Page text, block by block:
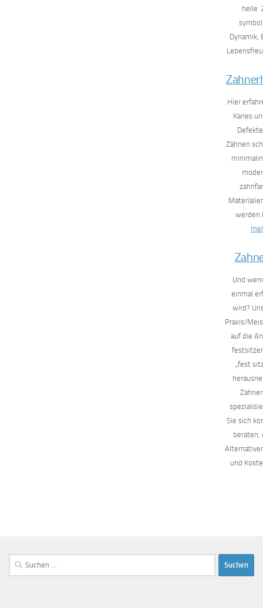
helle
Dynamik,
Hier
Karies
Zähnen
werden
Und
einmal
wird?
Praxis/
auf die
„fest
Sie sich
beraten,
und
Suchen
nach: